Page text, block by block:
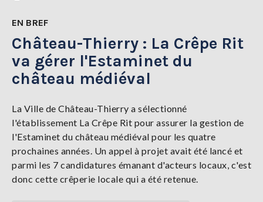
TENDANCES
SERVICES
LA
Se
connecter
S'abonner
EN BREF
Château-Thierry : La Crêpe Rit
va gérer l'Estaminet du
château médiéval
La Ville de Château-Thierry a sélectionné
l'établissement La Crêpe Rit pour assurer la gestion de
l'Estaminet du château médiéval pour les quatre
prochaines années. Un appel à projet avait été lancé et
parmi les 7 candidatures émanant d'acteurs locaux, c'est
donc cette crêperie locale qui a été retenue.